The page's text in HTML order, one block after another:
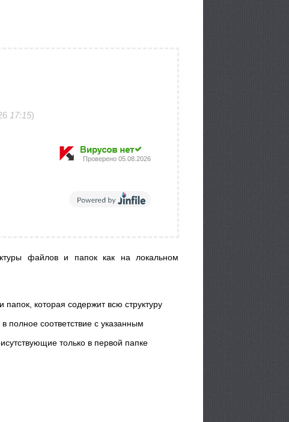
17:15)
Проверено 05.08.2026
файлов и папок как на локальном
которая содержит всю структуру
полное соответствие с указанным
только в первой папке